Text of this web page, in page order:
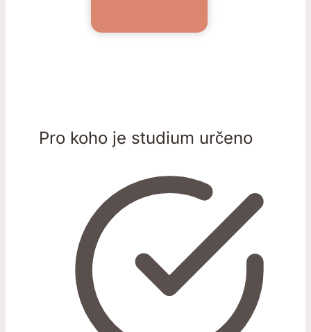
Pro koho je studium určeno